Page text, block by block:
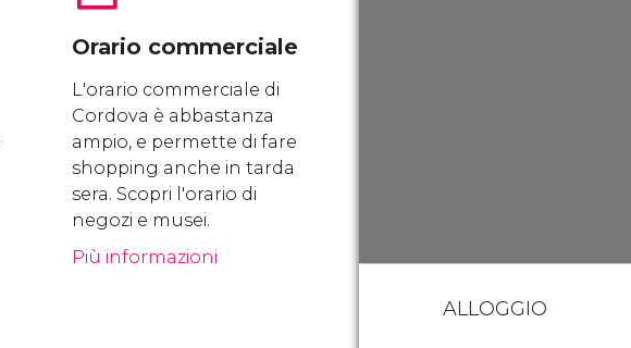
Orario commerciale
L'orario commerciale di
Cordova è abbastanza
ampio, e permette di fare
shopping anche in tarda
sera. Scopri l'orario di
negozi e musei.
Più informazioni
ALLOGGIO